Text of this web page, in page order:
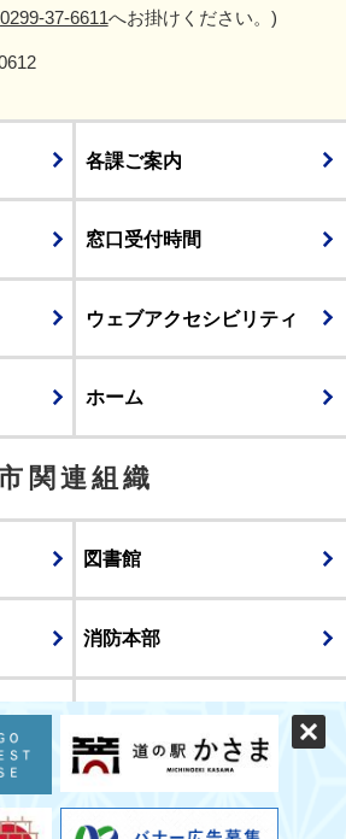
0299-37-6611へお掛けください。)
各課ご案内
窓口受付時間
ウェブアクセシビリティ
ホーム
関連組織
図書館
消防本部
トフォン版 パソコン版